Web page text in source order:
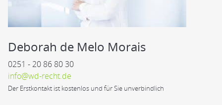
Deborah de Melo Morais
0251 - 20 86 80 30
info@wd-recht.de
Der Erstkontakt ist kostenlos und für Sie unverbindlich